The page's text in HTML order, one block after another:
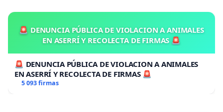
🚨 DENUNCIA PÚBLICA DE VIOLACION A ANIMALES
EN ASERRÍ Y RECOLECTA DE FIRMAS 🚨
🚨 DENUNCIA PÚBLICA DE VIOLACION A ANIMALES
EN ASERRÍ Y RECOLECTA DE FIRMAS 🚨
5 093 firmas